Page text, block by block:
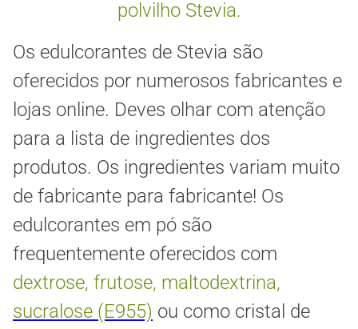
polvilho Stevia.
Os edulcorantes de Stevia são
oferecidos por numerosos fabricantes e
lojas online. Deves olhar com atenção
para a lista de ingredientes dos
produtos. Os ingredientes variam muito
de fabricante para fabricante! Os
edulcorantes em pó são
frequentemente oferecidos com
dextrose, frutose, maltodextrina,
sucralose (E955) ou como cristal de